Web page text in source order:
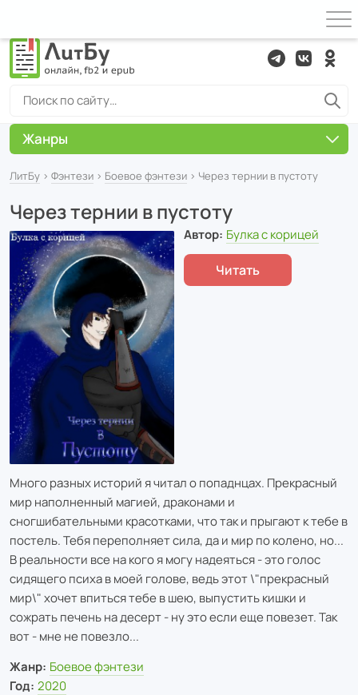
ЛитБу › Фэнтези › Боевое фэнтези › Через тернии в пустоту
Через тернии в пустоту
Автор: Булка с корицей
Читать
Много разных историй я читал о попаднцах. Прекрасный
мир наполненный магией, драконами и
сногшибательными красотками, что так и прыгают к тебе в
постель. Тебя переполняет сила, да и мир по колено, но...
В реальности все на кого я могу надеяться - это голос
сидящего психа в моей голове, ведь этот \"прекрасный
мир\" хочет впиться тебе в шею, выпустить кишки и
сожрать печень на десерт - ну это если еще повезет. Так
вот - мне не повезло...
Жанр: Боевое фэнтези
Год: 2020
Жанры